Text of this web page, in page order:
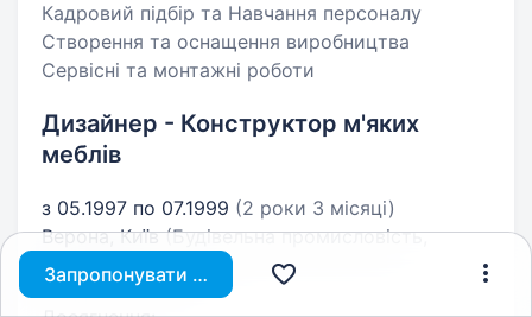
Запропонувати вакансію
Кадровий підбір та Навчання персоналу
Створення та оснащення виробництва
Сервісні та монтажні роботи
Дизайнер - Конструктор м'яких
меблів
з 05.1997 по 07.1999 (2 роки 3 місяці)
Верона, Київ(Будівельна промисловість,
деревообробка)